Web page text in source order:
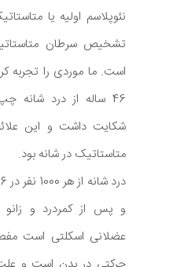
نئوپلاسم اولیه یا
تشخیص سرطان
است. ما موردی را تجربه
46 ساله از درد
شکایت داشت و این
متاستاتیک در شانه بود.
و پس از کمردرد و
عضلانی اسکلتی است